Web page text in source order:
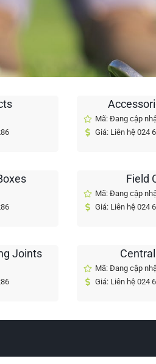
Mã: Đang cập
Giá: Liên hệ 024
Field
Mã: Đang cập
Giá: Liên hệ 024
Joints
Mã: Đang cập
Giá: Liên hệ 024